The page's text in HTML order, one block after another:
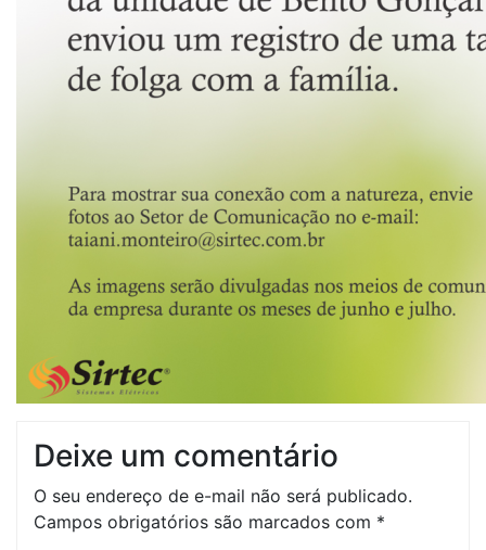
Deixe um comentário
O seu endereço de e-mail não será publicado.
Campos obrigatórios são marcados com *